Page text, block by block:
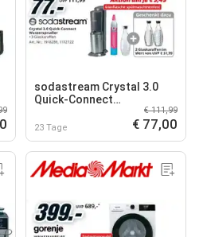
sodastream Crystal 3.0
Quick-Connect
23 Tage
€ 111,99
€ 77,00